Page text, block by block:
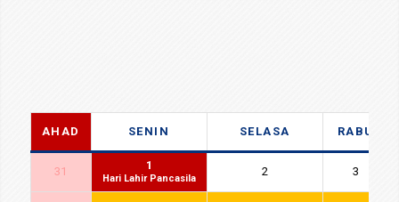
AHAD SENIN SELASA RABU
31 1
Hari Lahir Pancasila
2 3